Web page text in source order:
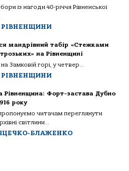
із нагоди 40-річчя Рівненської
мандрівний табір «Стежками
на Рівненщині
Замковій горі, у четвер...
Рівненщина: Форт-застава Дубно
року
читачам переглянути
світлини...
БЛАЖЕНКО